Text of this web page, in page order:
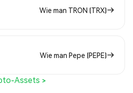
Wie man TRON (TRX)
Wie man Pepe (PEPE)
Assets >